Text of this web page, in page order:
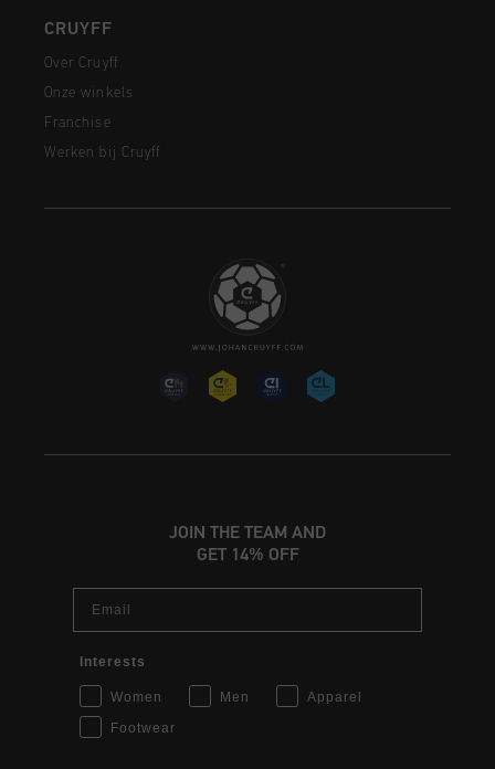
CRUYFF
Over Cruyff
Onze winkels
Franchise
Werken bij Cruyff
JOIN THE TEAM AND
GET 14% OFF
Interests
Women Men
Apparel
Footwear